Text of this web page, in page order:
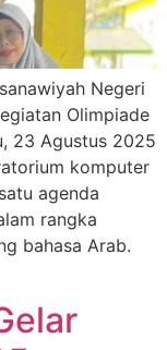
Negeri
Olimpiade
23 Agustus 2025
komputer
agenda
rangka
bahasa Arab.